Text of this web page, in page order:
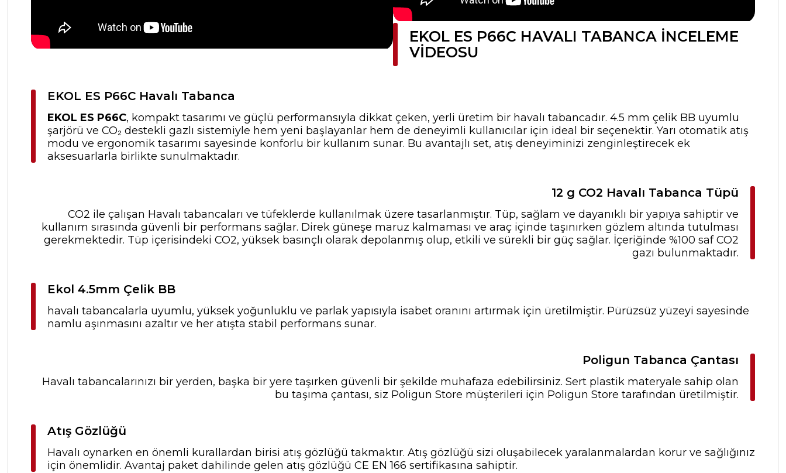
EKOL ES P66C HAVALI TABANCA İNCELEME
VIDEOSU
EKOL ES P66C Havalı Tabanca
EKOL ES P66C, kompakt tasarımı ve güçlü performansıyla dikkat çeken, yerli üretim bir havalı tabancadır. 4.5 mm çelik BB uyumlu
şarjörü ve CO₂ destekli gazlı sistemiyle hem yeni başlayanlar hem de deneyimli kullanıcılar için ideal bir seçenektir. Yarı otomatik atış
modu ve ergonomik tasarımı sayesinde konforlu bir kullanım sunar. Bu avantajlı set, atış deneyiminizi zenginleştirecek ek
aksesuarlarla birlikte sunulmaktadır.​
12 g CO2 Havalı Tabanca Tüpü
CO2 ile çalışan Havalı tabancaları ve tüfeklerde kullanılmak üzere tasarlanmıştır. Tüp, sağlam ve dayanıklı bir yapıya sahiptir ve
kullanım sırasında güvenli bir performans sağlar. Direk güneşe maruz kalmaması ve araç içinde taşınırken gözlem altında tutulması
gerekmektedir. Tüp içerisindeki CO2, yüksek basınçlı olarak depolanmış olup, etkili ve sürekli bir güç sağlar. İçeriğinde %100 saf CO2
gazı bulunmaktadır.
Ekol 4.5mm Çelik BB
havalı tabancalarla uyumlu, yüksek yoğunluklu ve parlak yapısıyla isabet oranını artırmak için üretilmiştir. Pürüzsüz yüzeyi sayesinde
namlu aşınmasını azaltır ve her atışta stabil performans sunar.
Poligun Tabanca Çantası
Havalı tabancalarınızı bir yerden, başka bir yere taşırken güvenli bir şekilde muhafaza edebilirsiniz. Sert plastik materyale sahip olan
bu taşıma çantası, siz Poligun Store müşterileri için Poligun Store tarafından üretilmiştir.
Atış Gözlüğü
Havalı oynarken en önemli kurallardan birisi atış gözlüğü takmaktır. Atış gözlüğü sizi oluşabilecek yaralanmalardan korur ve sağlığınız
için önemlidir. Avantaj paket dahilinde gelen atış gözlüğü CE EN 166 sertifikasına sahiptir.